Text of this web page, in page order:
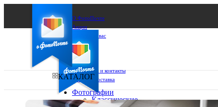
О ФотоПочте
Акции
Сделаем за вас
Бизнесу
FAQ
Франшиза
Поддержка и контакты
Оплата и доставка
КАТАЛОГ
Фотографии
Классические